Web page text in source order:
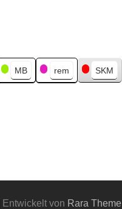
MB rem SKM
von Rara Theme